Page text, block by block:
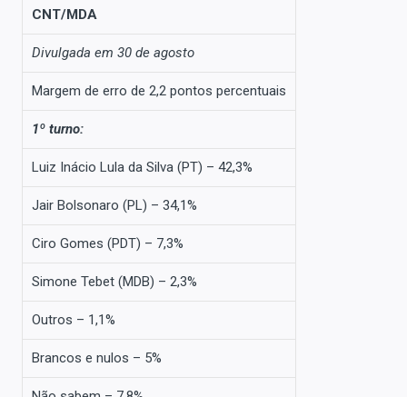
CNT/MDA
Divulgada em 30 de agosto
Margem de erro de 2,2 pontos percentuais
1º turno:
Luiz Inácio Lula da Silva (PT) – 42,3%
Jair Bolsonaro (PL) – 34,1%
Ciro Gomes (PDT) – 7,3%
Simone Tebet (MDB) – 2,3%
Outros – 1,1%
Brancos e nulos – 5%